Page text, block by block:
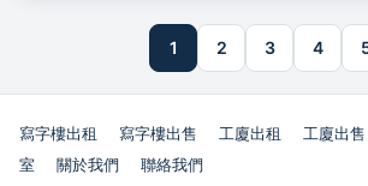
1 2 3 4
寫字樓出租 寫字樓出售 工廈出租 工廈出售
室
關於我們 聯絡我們